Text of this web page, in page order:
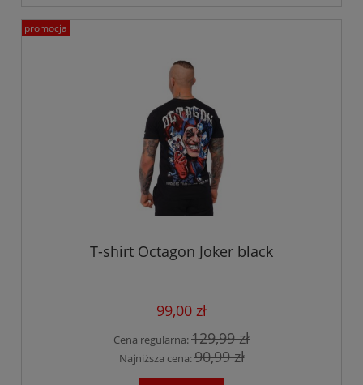
T-shirt Octagon Joker black
99,00 zł
Cena regularna:129,99 zł
Najniższa cena:90,99 zł
promocja